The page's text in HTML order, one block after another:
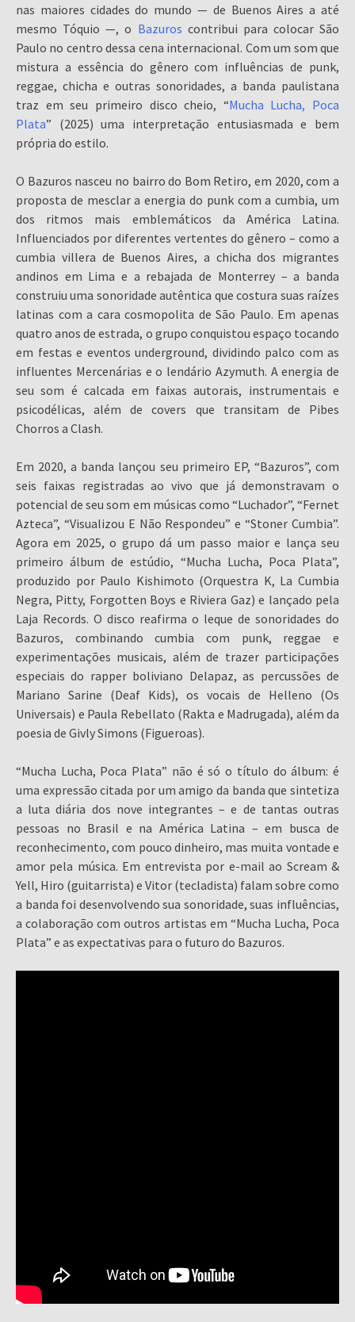
nas maiores cidades do mundo — de Buenos Aires a até
mesmo Tóquio —, o Bazuros contribui para colocar São
Paulo no centro dessa cena internacional. Com um som que
mistura a essência do gênero com influências de punk,
reggae, chicha e outras sonoridades, a banda paulistana
traz em seu primeiro disco cheio, “Mucha Lucha, Poca
Plata” (2025) uma interpretação entusiasmada e bem
própria do estilo.
O Bazuros nasceu no bairro do Bom Retiro, em 2020, com a
proposta de mesclar a energia do punk com a cumbia, um
dos ritmos mais emblemáticos da América Latina.
Influenciados por diferentes vertentes do gênero – como a
cumbia villera de Buenos Aires, a chicha dos migrantes
andinos em Lima e a rebajada de Monterrey – a banda
construiu uma sonoridade autêntica que costura suas raízes
latinas com a cara cosmopolita de São Paulo. Em apenas
quatro anos de estrada, o grupo conquistou espaço tocando
em festas e eventos underground, dividindo palco com as
influentes Mercenárias e o lendário Azymuth. A energia de
seu som é calcada em faixas autorais, instrumentais e
psicodélicas, além de covers que transitam de Pibes
Chorros a Clash.
Em 2020, a banda lançou seu primeiro EP, “Bazuros”, com
seis faixas registradas ao vivo que já demonstravam o
potencial de seu som em músicas como “Luchador”, “Fernet
Azteca”, “Visualizou E Não Respondeu” e “Stoner Cumbia”.
Agora em 2025, o grupo dá um passo maior e lança seu
primeiro álbum de estúdio, “Mucha Lucha, Poca Plata”,
produzido por Paulo Kishimoto (Orquestra K, La Cumbia
Negra, Pitty, Forgotten Boys e Riviera Gaz) e lançado pela
Laja Records. O disco reafirma o leque de sonoridades do
Bazuros, combinando cumbia com punk, reggae e
experimentações musicais, além de trazer participações
especiais do rapper boliviano Delapaz, as percussões de
Mariano Sarine (Deaf Kids), os vocais de Helleno (Os
Universais) e Paula Rebellato (Rakta e Madrugada), além da
poesia de Givly Simons (Figueroas).
“Mucha Lucha, Poca Plata” não é só o título do álbum: é
uma expressão citada por um amigo da banda que sintetiza
a luta diária dos nove integrantes – e de tantas outras
pessoas no Brasil e na América Latina – em busca de
reconhecimento, com pouco dinheiro, mas muita vontade e
amor pela música. Em entrevista por e-mail ao Scream &
Yell, Hiro (guitarrista) e Vitor (tecladista) falam sobre como
a banda foi desenvolvendo sua sonoridade, suas influências,
a colaboração com outros artistas em “Mucha Lucha, Poca
Plata” e as expectativas para o futuro do Bazuros.